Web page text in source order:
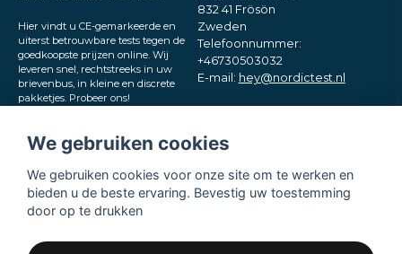
Hier vindt u CE-gemarkeerde en
uiterst betrouwbare tests tegen de
goedkoopste prijzen online. Wij
leveren snel, rechtstreeks in uw
brievenbus, in kleine en discrete
pakketjes. Probeer ons!
832 41 Frösön
Zweden
Telefoonnummer:
+46730503032
E-mail: hey@nordictest.nl
We gebruiken cookies
We gebruiken cookies voor onze site om te werken en
bieden u de beste ervaring. Bevestig uw toestemming
door op te drukken